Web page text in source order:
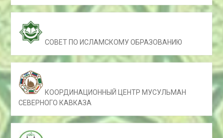
СОВЕТ ПО ИСЛАМСКОМУ ОБРАЗОВАНИЮ
КООРДИНАЦИОННЫЙ ЦЕНТР МУСУЛЬМАН
СЕВЕРНОГО КАВКАЗА